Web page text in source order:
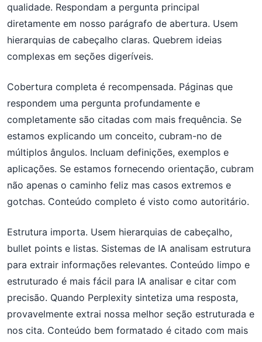
qualidade. Respondam a pergunta principal
diretamente em nosso parágrafo de abertura. Usem
hierarquias de cabeçalho claras. Quebrem ideias
complexas em seções digeríveis.
Cobertura completa é recompensada. Páginas que
respondem uma pergunta profundamente e
completamente são citadas com mais frequência. Se
estamos explicando um conceito, cubram-no de
múltiplos ângulos. Incluam definições, exemplos e
aplicações. Se estamos fornecendo orientação, cubram
não apenas o caminho feliz mas casos extremos e
gotchas. Conteúdo completo é visto como autoritário.
Estrutura importa. Usem hierarquias de cabeçalho,
bullet points e listas. Sistemas de IA analisam estrutura
para extrair informações relevantes. Conteúdo limpo e
estruturado é mais fácil para IA analisar e citar com
precisão. Quando Perplexity sintetiza uma resposta,
provavelmente extrai nossa melhor seção estruturada e
nos cita. Conteúdo bem formatado é citado com mais